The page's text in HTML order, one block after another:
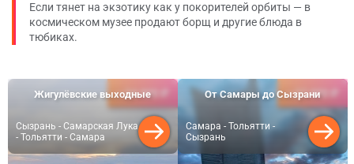
Если тянет на экзотику как у покорителей орбиты — в
космическом музее продают борщ и другие блюда в
тюбиках.
от24 900 ₽
Жигулёвские выходные
Сызрань - Самарская Лука
- Тольятти - Самара
от27 950 ₽
От Самары до Сызрани
Самара - Тольятти -
Сызрань